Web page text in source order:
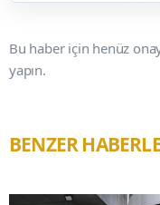
Bu haber için henüz
yapın.
BENZER